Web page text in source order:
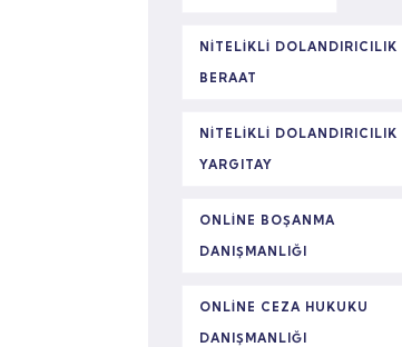
NITELIKLI DOLANDIRICILIK
BERAAT
NITELIKLI DOLANDIRICILIK
YARGITAY
ONLINE BOŞANMA
DANIŞMANLIĞI
ONLINE CEZA HUKUKU
DANIŞMANLIĞI